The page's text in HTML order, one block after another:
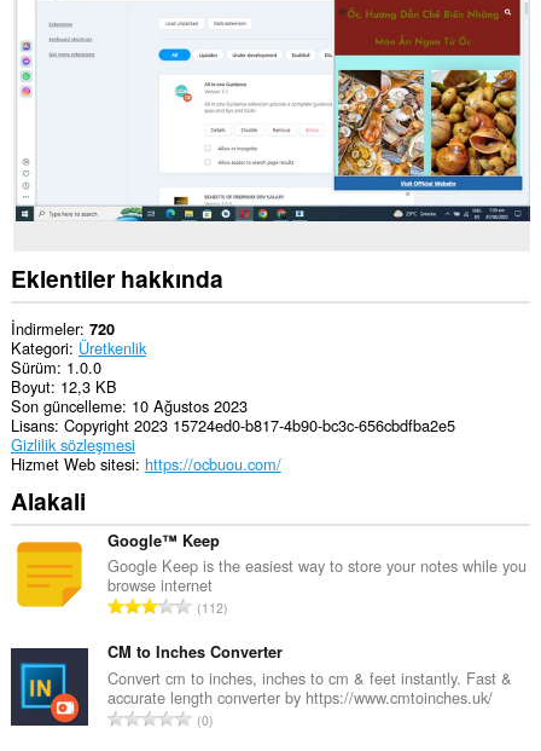
Eklentiler hakkında
İndirmeler 720
Kategori Üretkenlik
Sürüm 1.0.0
Boyut 12,3 KB
Son güncelleme 10 Ağustos 2023
Lisans Copyright 2023 15724ed0-b817-4b90-bc3c-656cbdfba2e5
Gizlilik sözleşmesi
Hizmet Web sitesi https://ocbuou.com/
Alakali
Google™ Keep
Google Keep is the easiest way to store your notes while you
browse internet
T
p
l
a
m
112
CM to Inches Converter
Convert cm to inches, inches to cm & feet instantly. Fast &
accurate length converter by https://www.cmtoinches.uk/
T0